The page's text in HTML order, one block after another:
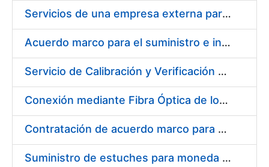
Servicios de una empresa externa para el asesoramiento y resolución de los recursos de alzada que se presentan relacionados con procesos de selección para la FNMT-RCM
Acuerdo marco para el suministro e instalación de persianas, estores y otros complementos
Servicio de Calibración y Verificación Externa de los Equipos de Medición del Servicio de Prevención de la FNMT-RCM
Conexión mediante Fibra Óptica de los Centros de Proceso de Datos (CPDs) de las sedes de la FNMT-RCM de Burgos y Madrid
Contratación de acuerdo marco para el Suministro de Material de Electricidad para la Fábrica Nacional de Moneda y Timbre-Real Casa de la Moneda en su centro de trabajo de Burgos
Suministro de estuches para moneda de 30 €